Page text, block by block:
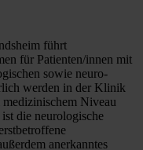
führt
für Patienten/innen mit
sowie neuro-
werden in der Klinik
Niveau
die neurologische
anerkanntes